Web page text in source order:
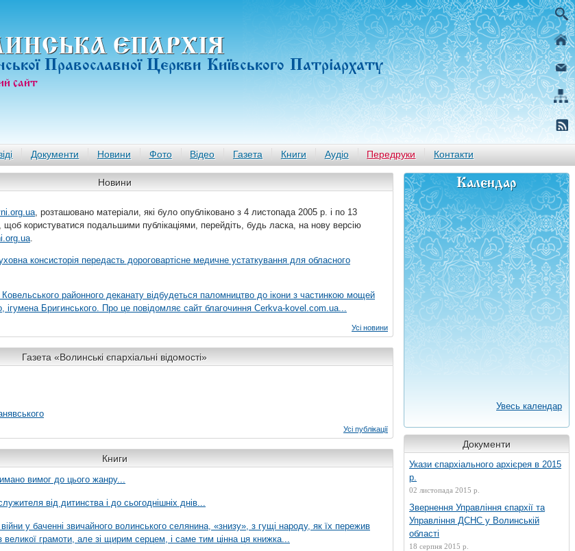
ЄПАРХIЯ
Православної Церкви Київського Патріархату
сайт
Документи Новини Фото Відео Газета Книги Аудіо Передруки Контакти
Новини
, розташовано матеріали, які було опубліковано з 4 листопада 2005 р. і по 13
користуватися подальшими публікаціями, перейдіть, будь ласка, на нову версію
.
консисторія передасть дороговартісне медичне устаткування для обласного
районного деканату відбудеться паломництво до ікони з частинкою мощей
ігумена Бригинського. Про це повідомляє сайт благочиння Сerkva-kovel.com.ua...
Усі новини
Газета «Волинські єпархіальні відомості»
Усі публікації
Книги
вимог до цього жанру...
від дитинства і до сьогоднішніх днів...
війни у баченні звичайного волинського селянина, «знизу», з гущі народу, як їх пережив
великої грамоти, але зі щирим серцем, і саме тим цінна ця книжка...
Календар
Увесь календар
Документи
Укази єпархіального архієрея в 2015
р.
02 листопада 2015 р.
Звернення Управління єпархії та
Управління ДСНС у Волинській
області
18 серпня 2015 р.